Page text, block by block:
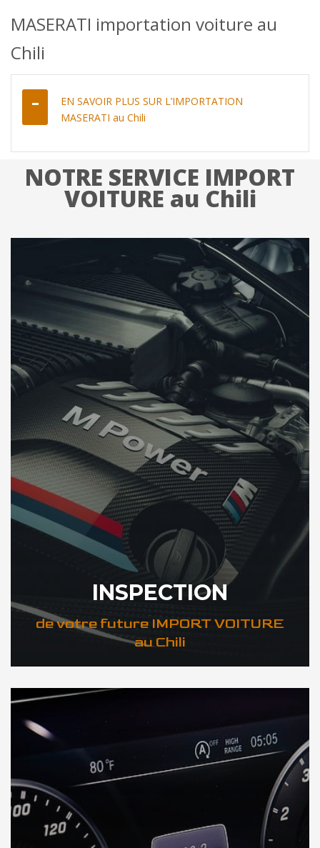
MASERATI importation voiture au
Chili
EN SAVOIR PLUS SUR L’IMPORTATION
MASERATI au Chili
NOTRE SERVICE IMPORT
VOITURE au Chili
INSPECTION
de votre future IMPORT VOITURE
au Chili
DÉCOUVREZ VOTRE INSPECTION AUTO au Chili